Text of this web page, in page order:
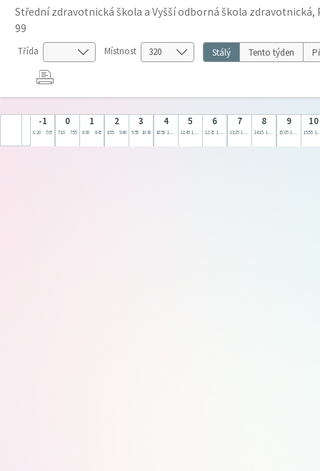
Střední zdravotnická škola a Vyšší odborná škola zdravotnická,
99
Třída Místnost Stálý Tento týden
-1
6:20 7:05
0
7:10 7:55
1
8:00 8:45
2
8:55 9:40
3
9:55 10:40
4
10:50 11:35
5
11:45 12:30
6
12:35 13:20
7
13:25 14:10
8
14:15 15:00
9
15:05 15:50
10
15:55